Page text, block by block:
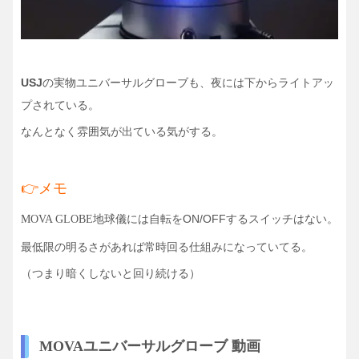
USJの実物ユニバーサルグローブも、夜には下からライトアッ
プされている。
なんとなく雰囲気が出ている気がする。
👉メモ
MOVA GLOBE地球儀には自転をON/OFFするスイッチはない。
最低限の明るさがあれば常時回る仕組みになっていてる。
（つまり暗くしないと回り続ける）
MOVAユニバーサルグローブ 動画